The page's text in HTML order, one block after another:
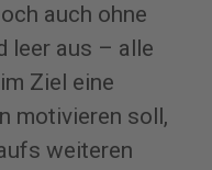
auch ohne
leer aus – alle
Ziel eine
motivieren soll,
weiteren